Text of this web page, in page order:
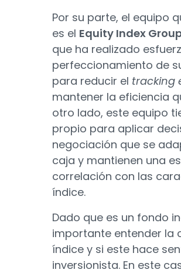
Por su parte, el equipo
es el Equity Index
que ha realizado
perfeccionamiento de
para reducir el tracking
mantener la eficiencia
otro lado, este equipo
propio para aplicar
negociación que se
caja y mantienen una
correlación con las
índice.
Dado que es un fondo
importante entender la
índice y si este hace
inversionista. En este